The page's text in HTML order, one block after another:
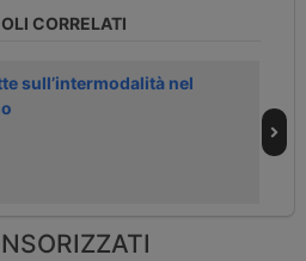
CORRELATI
sull’intermodalità nel